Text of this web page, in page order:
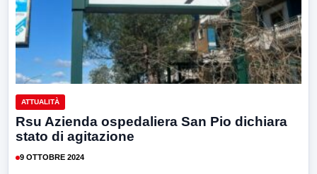
ATTUALITÀ
Rsu Azienda ospedaliera San Pio dichiara
stato di agitazione
9 OTTOBRE 2024